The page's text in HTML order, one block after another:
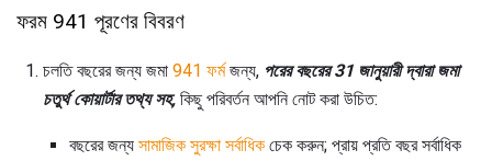
ফরম 941 পূরণের বিবরণ
চলতি বছরের জন্য জমা 941 ফর্মজন্য, পরের বছরের 31 জানুয়ারী দ্বারা জমা
চতুর্থ কোয়ার্টার তথ্য সহ, কিছু পরিবর্তন আপনি নোট করা উচিত:
বছরের জন্য সামাজিক সুরক্ষা সর্বাধিক চেক করুন; প্রায় প্রতি বছর সর্বাধিক